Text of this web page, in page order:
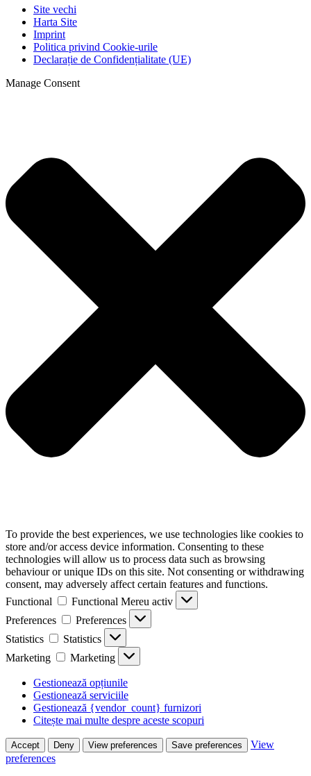
Site vechi
Harta Site
Imprint
Politica privind Cookie-urile
Declarație de Confidențialitate (UE)
Manage Consent
To provide the best experiences, we use technologies like cookies to
store and/or access device information. Consenting to these
technologies will allow us to process data such as browsing
behaviour or unique IDs on this site. Not consenting or withdrawing
consent, may adversely affect certain features and functions.
Functional
Functional Mereu activ
Preferences
Preferences
Statistics
Statistics
Marketing
Marketing
Gestionează opțiunile
Gestionează serviciile
Gestionează {vendor_count} furnizori
Citește mai multe despre aceste scopuri
Accept Deny View preferences Save preferences
View
preferences